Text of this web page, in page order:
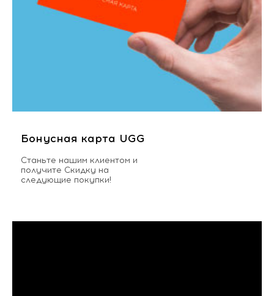
Бонусная карта UGG
Станьте нашим клиентом и
получите Скидку на
следующие покупки!